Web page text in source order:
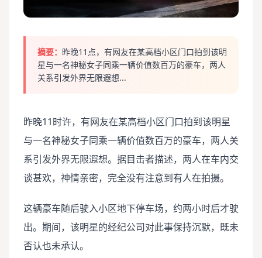
摘要： 昨晚11点，有网友在某高档小区门口拍到该明
星与一名神秘女子同乘一辆价值数百万的豪车，两人
关系引发外界无限遐想...
昨晚11时许，有网友在某高档小区门口拍到该明星
与一名神秘女子同乘一辆价值数百万的豪车，两人关
系引发外界无限遐想。据目击者描述，两人在车内交
谈甚欢，神情亲密，完全没有注意到有人在拍摄。
这辆豪车随后驶入小区地下停车场，约两小时后才驶
出。期间，该明星的经纪公司对此事保持沉默，既未
否认也未承认。